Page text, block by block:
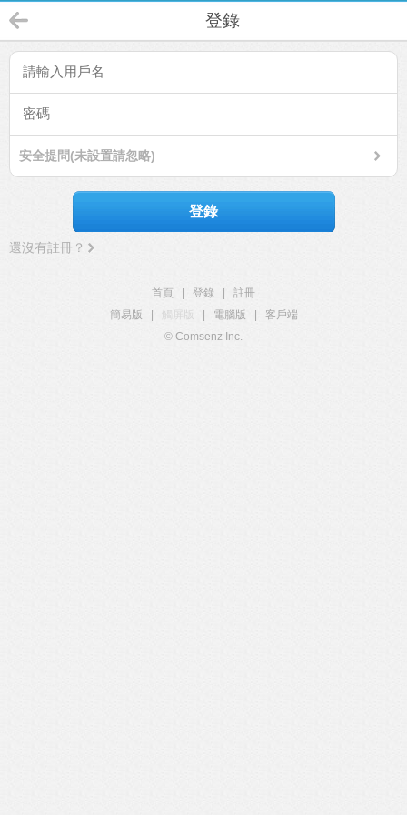
登錄
安全提問(未設置請忽略)
登錄
還沒有註冊？
首頁 登錄
註冊
簡易版
觸屏版 電腦版
客戶端
© Comsenz Inc.